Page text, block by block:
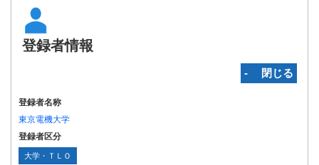
登録者情報
‐ 閉じる
登録者名称
東京電機大学
登録者区分
大学・ＴＬＯ